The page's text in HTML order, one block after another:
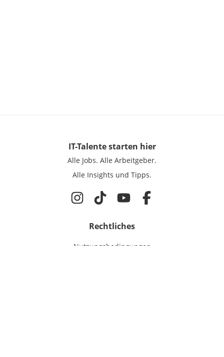
IT-Talentestarten hier
Alle Jobs. Alle Arbeitgeber.
Alle Insights und Tipps.
Rechtliches
Nutzungsbedingungen